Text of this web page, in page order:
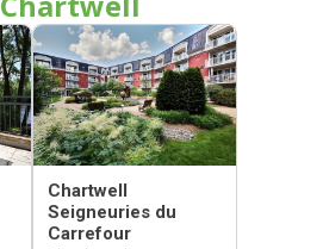
Chartwell
Seigneuries du
Carrefour